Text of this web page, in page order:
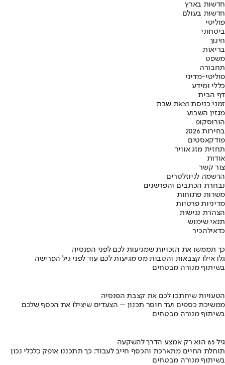
חדשות בארץ
חדשות בעולם
פוליטי
ביטחוני
חינוך
בריאות
משפט
תחבורה
פוליטי-מדיני
כללי ומידע
דף הבית
זמני כניסת וצאת שבת
מגזין השבוע
הורוסקופ
בחירות 2026
פודקאסטים
תחזית מזג אוויר
אודות
צור קשר
הרשמה לניוזלטרים
נבחרת הכתבים והפרשנים
משרות פתוחות
מדיניות פרטיות
הצהרת נגישות
תנאי שימוש
כדאילהכיר
כך תממשו את הזכויות שמגיעות לכם לפני הפנסיה
גלו אילו קצבאות והטבות מס מגיעות לכם עוד לפני גיל הפרישה
בשיתוף מנורה מבטחים
הטעויות שיחתכו לכם את קצבת הפנסיה
ממשיכת כספים ועד חוסר תכנון – הצעדים שיצילו את הכסף שלכם
בשיתוף מנורה מבטחים
גיל 65 הוא רק אמצע הדרך להשקעה
תוחלת החיים מתארכת והכסף חייב לעבוד: כך תתכננו אופק כלכלי נכון
בשיתוף מנורה מבטחים